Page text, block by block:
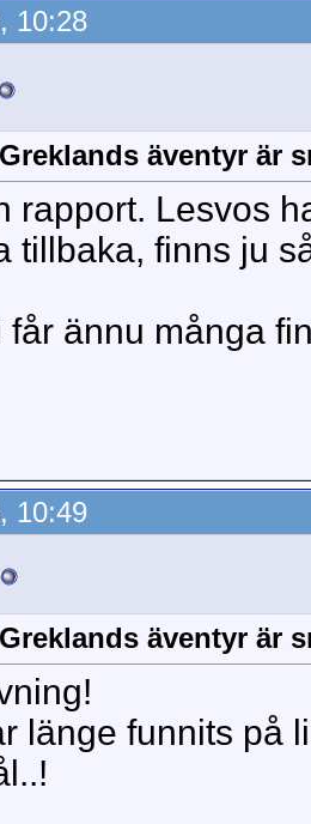
10:28
äventyr är
rapport. Lesvos
tillbaka, finns ju
får ännu många
10:49
äventyr är
länge funnits på